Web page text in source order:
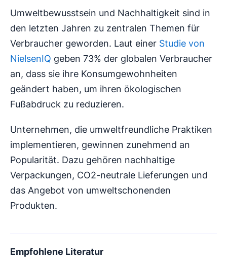
Umweltbewusstsein und Nachhaltigkeit sind in
den letzten Jahren zu zentralen Themen für
Verbraucher geworden. Laut einer Studie von
NielsenIQ geben 73% der globalen Verbraucher
an, dass sie ihre Konsumgewohnheiten
geändert haben, um ihren ökologischen
Fußabdruck zu reduzieren.
Unternehmen, die umweltfreundliche Praktiken
implementieren, gewinnen zunehmend an
Popularität. Dazu gehören nachhaltige
Verpackungen, CO2-neutrale Lieferungen und
das Angebot von umweltschonenden
Produkten.
Empfohlene Literatur